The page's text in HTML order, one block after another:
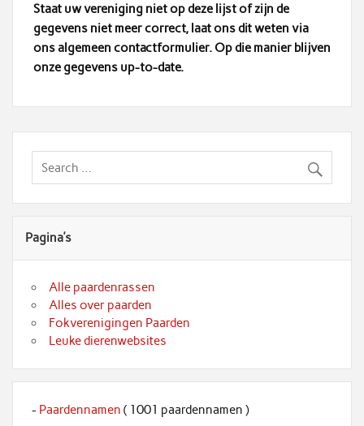
Staat uw vereniging niet op deze lijst of zijn de
gegevens niet meer correct, laat ons dit weten via
ons algemeen contactformulier. Op die manier blijven
onze gegevens up-to-date.
Pagina’s
Alle paardenrassen
Alles over paarden
Fokverenigingen Paarden
Leuke dierenwebsites
- Paardennamen ( 1001 paardennamen )